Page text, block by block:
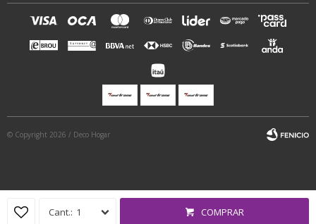
1 COMPRAR
© Copyright 2026 / Deco Hogar